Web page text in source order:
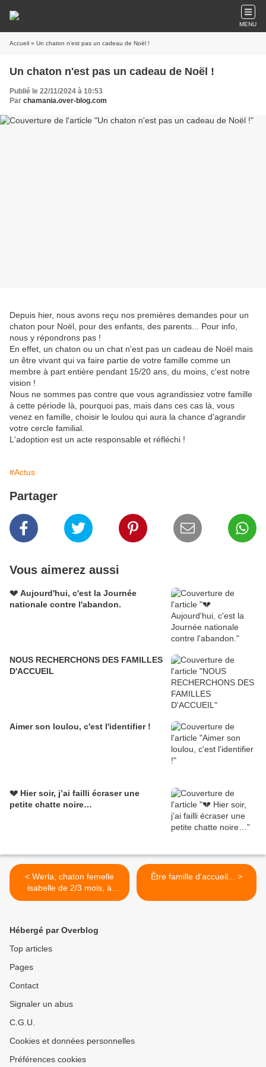
MENU
Accueil » Un chaton n'est pas un cadeau de Noël !
Un chaton n'est pas un cadeau de Noël !
Publié le 22/11/2024 à 10:53
Par chamania.over-blog.com
Depuis hier, nous avons reçu nos premières demandes pour un
chaton pour Noël, pour des enfants, des parents... Pour info,
nous y répondrons pas !
En effet, un chaton ou un chat n'est pas un cadeau de Noël mais
un être vivant qui va faire partie de votre famille comme un
membre à part entière pendant 15/20 ans, du moins, c'est notre
vision !
Nous ne sommes pas contre que vous agrandissiez votre famille
à cette période là, pourquoi pas, mais dans ces cas là, vous
venez en famille, choisir le loulou qui aura la chance d'agrandir
votre cercle familial.
L'adoption est un acte responsable et réfléchi !
#Actus
Partager
Vous aimerez aussi
💔 Aujourd'hui, c'est la Journée
nationale contre l'abandon.
NOUS RECHERCHONS DES FAMILLES
D'ACCUEIL
Aimer son loulou, c'est l'identifier !
💔 Hier soir, j’ai failli écraser une
petite chatte noire…
< Werla, chaton femelle
isabelle de 2/3 mois, à
l'adoption -> adoptée
Être famille d'accueil... >
Hébergé par Overblog
Top articles
Pages
Contact
Signaler un abus
C.G.U.
Cookies et données personnelles
Préférences cookies